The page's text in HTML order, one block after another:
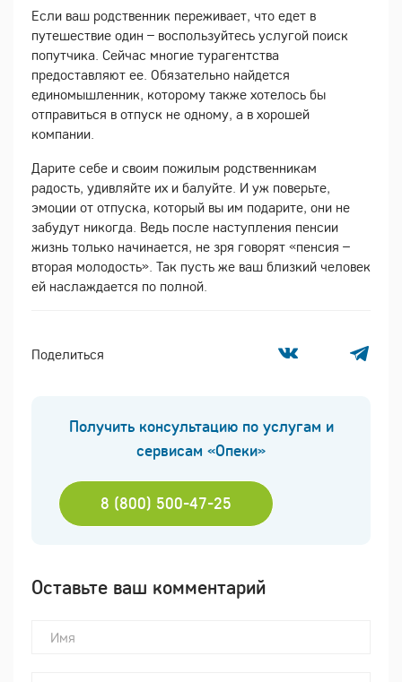
Если ваш родственник переживает, что едет в
путешествие один – воспользуйтесь услугой поиск
попутчика. Сейчас многие турагентства
предоставляют ее. Обязательно найдется
единомышленник, которому также хотелось бы
отправиться в отпуск не одному, а в хорошей
компании.
Дарите себе и своим пожилым родственникам
радость, удивляйте их и балуйте. И уж поверьте,
эмоции от отпуска, который вы им подарите, они не
забудут никогда. Ведь после наступления пенсии
жизнь только начинается, не зря говорят «пенсия –
вторая молодость». Так пусть же ваш близкий человек
ей наслаждается по полной.
Поделиться
Получить консультацию по услугам и
сервисам «Опеки»
8 (800) 500-47-25
Оставьте ваш комментарий